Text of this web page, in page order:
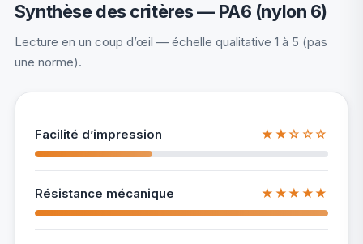
Synthèse des critères — PA6 (nylon 6)
Lecture en un coup d’œil — échelle qualitative 1 à 5 (pas
une norme).
Facilité d’impression ★★☆☆☆
Résistance mécanique ★★★★★